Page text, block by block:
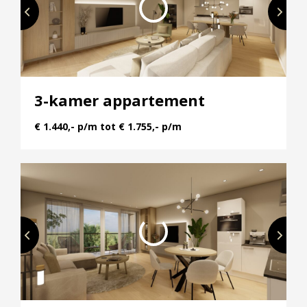
Rijnhuizen in Nieuwegein centraal staat. Ontdek de
137 prachtige huurappartementen, variërend van
37 tot 133 m², ontworpen om aan elke levensstijl te
voldoen. Geniet van royale buitenruimtes en
exclusieve appartementen. De appartementen zijn
toonaangevend duurzaam (energielabel A+++),
bieden luxe keukens met BOSCH apparatuur en
hoogwaardig sanitair.
In verband met de bouwvolgorde wordt
FULTONPARK in verschillende fases in verhuur
aangeboden, eerst zal gestart worden met 79
appartementen.
3-kamer appartement
€ 1.440,- p/m tot € 1.755,- p/m